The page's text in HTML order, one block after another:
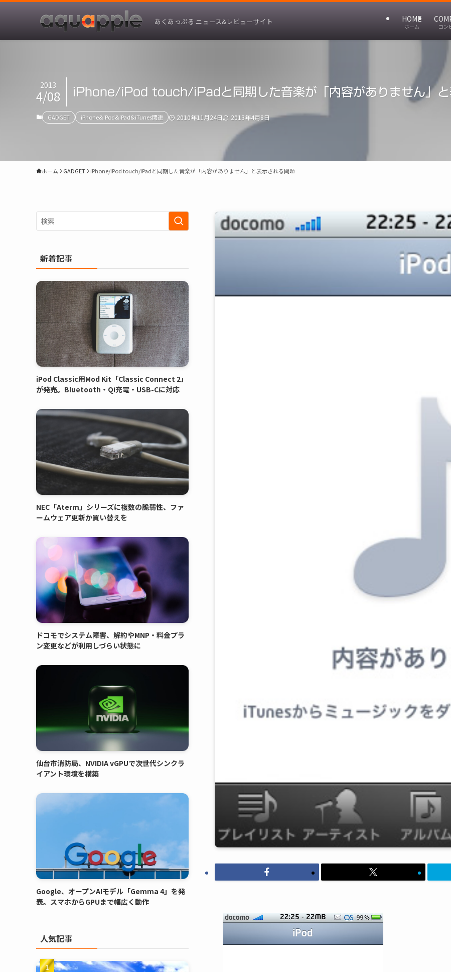
あくあっぷる ニュース&レビューサイト HOME
ホーム コン
iPhone/iPod touch/iPadと同期した音楽が「内容がありません」と
2013
4/08
GADGET iPhone&iPod&iPad&iTunes関連 2010年11月24日 2013年4月8日
ホーム GADGET iPhone/iPod touch/iPadと同期した音楽が「内容がありません」と表示される問題
新着記事
iPod Classic用Mod Kit「Classic Connect 2」
が発売。Bluetooth・Qi充電・USB-Cに対応
NEC「Aterm」シリーズに複数の脆弱性、ファ
ームウェア更新か買い替えを
ドコモでシステム障害、解約やMNP・料金プラ
ン変更などが利用しづらい状態に
仙台市消防局、NVIDIA vGPUで次世代シンクラ
イアント環境を構築
Google、オープンAIモデル「Gemma 4」を発
表。スマホからGPUまで幅広く動作
人気記事